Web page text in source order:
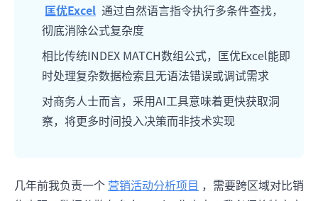
匡优Excel 通过自然语言指令执行多条件查找，
彻底消除公式复杂度
相比传统INDEX MATCH数组公式，匡优Excel能即
时处理复杂数据检索且无语法错误或调试需求
对商务人士而言，采用AI工具意味着更快获取洞
察，将更多时间投入决策而非技术实现
几年前我负责一个 营销活动分析项目 ，需要跨区域对比销